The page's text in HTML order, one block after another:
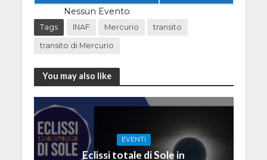
Nessun Evento
Tags INAF Mercurio transito
transito di Mercurio
You may also like
EVENTI
Eclissi totale di Sole in